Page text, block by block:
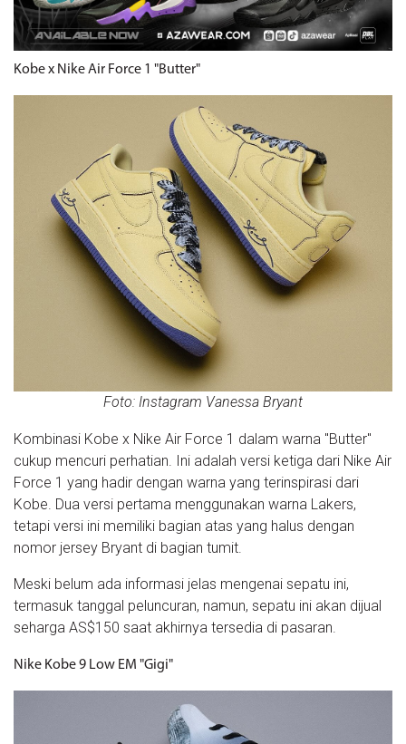
Kobe x Nike Air Force 1 "Butter"
Foto: Instagram Vanessa Bryant
Kombinasi Kobe x Nike Air Force 1 dalam warna "Butter"
cukup mencuri perhatian. Ini adalah versi ketiga dari Nike Air
Force 1 yang hadir dengan warna yang terinspirasi dari
Kobe. Dua versi pertama menggunakan warna Lakers,
tetapi versi ini memiliki bagian atas yang halus dengan
nomor jersey Bryant di bagian tumit.
Meski belum ada informasi jelas mengenai sepatu ini,
termasuk tanggal peluncuran, namun, sepatu ini akan dijual
seharga AS$150 saat akhirnya tersedia di pasaran.
Nike Kobe 9 Low EM "Gigi"